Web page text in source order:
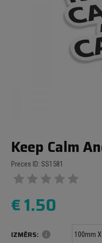
Keep Calm
Preces ID: SS1581
€1.50
IZMĒRS: info